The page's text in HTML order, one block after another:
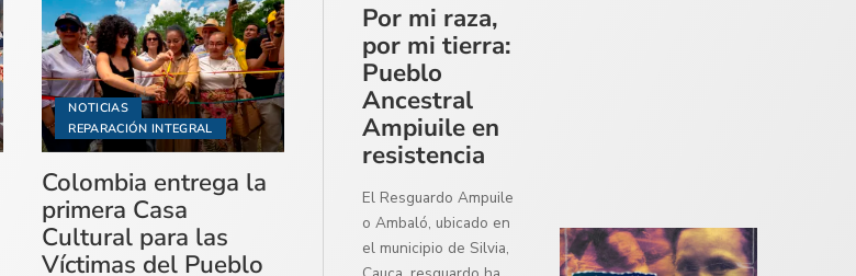
NOTICIAS
REPARACIÓN INTEGRAL
Colombia entrega la
primera Casa
Cultural para las
Víctimas del Pueblo
Por mi raza,
por mi tierra:
Pueblo
Ancestral
Ampiuile en
resistencia
El Resguardo Ampuile
o Ambaló, ubicado en
el municipio de Silvia,